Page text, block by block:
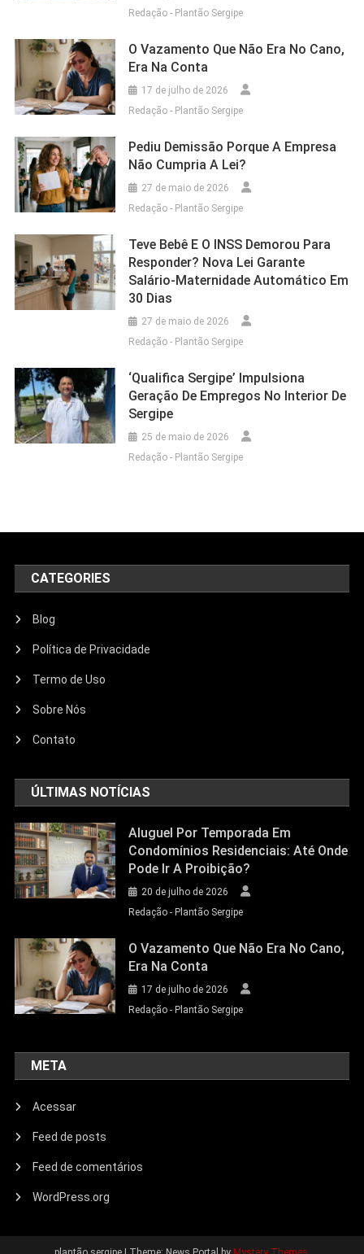
Redação - Plantão Sergipe
O Vazamento Que Não Era No Cano,
Era Na Conta
17 de julho de 2026
Redação - Plantão Sergipe
Pediu Demissão Porque A Empresa
Não Cumpria A Lei?
27 de maio de 2026
Redação - Plantão Sergipe
Teve Bebê E O INSS Demorou Para
Responder? Nova Lei Garante
Salário-Maternidade Automático Em
30 Dias
27 de maio de 2026
Redação - Plantão Sergipe
‘Qualifica Sergipe’ Impulsiona
Geração De Empregos No Interior De
Sergipe
25 de maio de 2026
Redação - Plantão Sergipe
CATEGORIES
Blog
Política de Privacidade
Termo de Uso
Sobre Nós
Contato
ÚLTIMAS NOTÍCIAS
Aluguel Por Temporada Em
Condomínios Residenciais: Até Onde
Pode Ir A Proibição?
20 de julho de 2026
Redação - Plantão Sergipe
O Vazamento Que Não Era No Cano,
Era Na Conta
17 de julho de 2026
Redação - Plantão Sergipe
META
Acessar
Feed de posts
Feed de comentários
WordPress.org